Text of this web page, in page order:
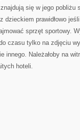
się w jego pobliżu
prawidłowo
sprzęt sportowy.
czasu tylko na zdjęciu
innego. Należałoby na
hoteli.